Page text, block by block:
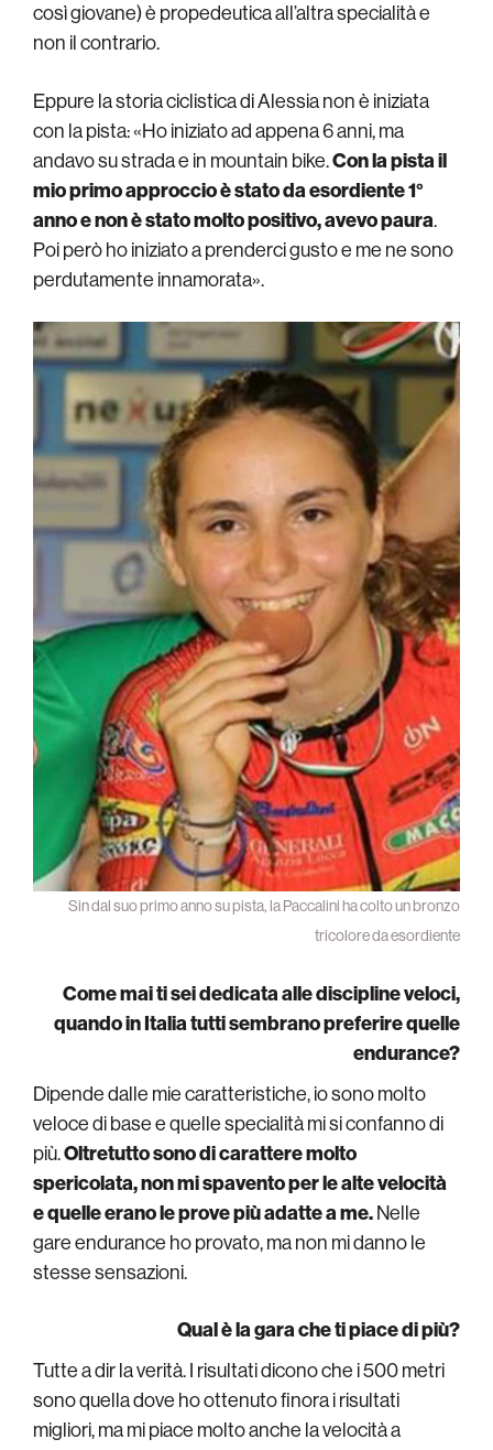
così giovane) è propedeutica all’altra specialità e
non il contrario.
Eppure la storia ciclistica di Alessia non è iniziata
con la pista: «Ho iniziato ad appena 6 anni, ma
andavo su strada e in mountain bike.Con la pista il
mio primo approccio è stato da esordiente 1°
anno e non è stato molto positivo, avevo paura.
Poi però ho iniziato a prenderci gusto e me ne sono
perdutamente innamorata».
Sin dal suo primo anno su pista, la Paccalini ha colto un bronzo
tricolore da esordiente
Come mai ti sei dedicata alle discipline veloci,
quando in Italia tutti sembrano preferire quelle
endurance?
Dipende dalle mie caratteristiche, io sono molto
veloce di base e quelle specialità mi si confanno di
più.Oltretutto sono di carattere molto
spericolata, non mi spavento per le alte velocità
e quelle erano le prove più adatte a me.Nelle
gare endurance ho provato, ma non mi danno le
stesse sensazioni.
Qual è la gara che ti piace di più?
Tutte a dir la verità. I risultati dicono che i 500 metri
sono quella dove ho ottenuto finora i risultati
migliori, ma mi piace molto anche la velocità a